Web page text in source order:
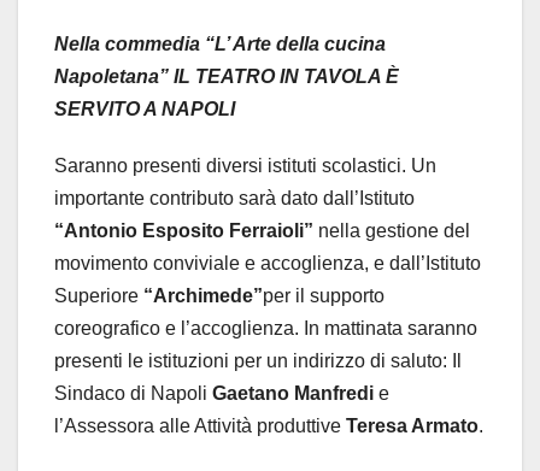
Nella commedia “L’ Arte della cucina
Napoletana” IL TEATRO IN TAVOLA È
SERVITO A NAPOLI
Saranno presenti diversi istituti scolastici. Un
importante contributo sarà dato dall’Istituto
“Antonio Esposito Ferraioli” nella gestione del
movimento conviviale e accoglienza, e dall’Istituto
Superiore “Archimede”per il supporto
coreografico e l’accoglienza. In mattinata saranno
presenti le istituzioni per un indirizzo di saluto: Il
Sindaco di Napoli Gaetano Manfredi e
l’Assessora alle Attività produttive Teresa Armato.